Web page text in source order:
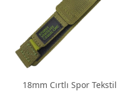
18mm Cırtlı Spor Tekstil